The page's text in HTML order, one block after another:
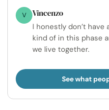
V Vincenzo
I honestly don’t have
kind of in this phase
we live together.
See what